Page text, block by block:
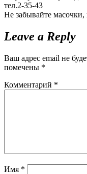
тел.2-35-43
Не забывайте
Leave a Reply
Ваш адрес email не
помечены *
Комментарий *
Имя *